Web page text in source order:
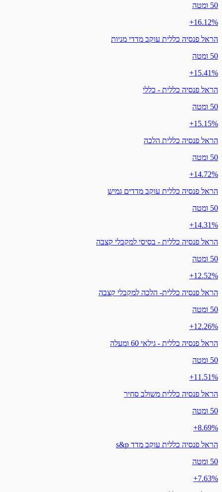
50 ומטה
‎+16.12%
הראל פנסיה כללית עוקב מדדי מניות
50 ומטה
‎+15.41%
הראל פנסיה כללית - כללי
50 ומטה
‎+15.15%
הראל פנסיה כללית הלכה
50 ומטה
‎+14.72%
הראל פנסיה כללית עוקב מדדים גמיש
50 ומטה
‎+14.31%
הראל פנסיה כללית - בסיסי למקבלי קצבה
50 ומטה
‎+12.52%
הראל פנסיה כללית- הלכה למקבלי קצבה
50 ומטה
‎+12.26%
הראל פנסיה כללית - גילאי 60 ומעלה
50 ומטה
‎+11.51%
הראל פנסיה כללית משולב סחיר
50 ומטה
‎+8.69%
הראל פנסיה כללית עוקב מדד s&p
50 ומטה
‎+7.63%